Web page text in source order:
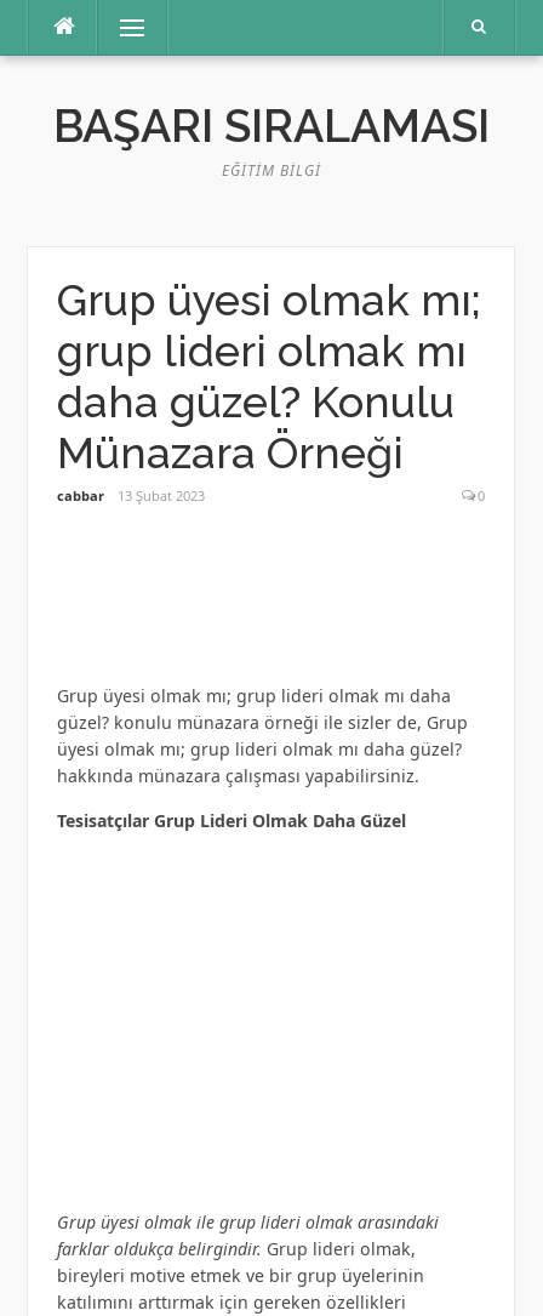
Menü
BAŞARI SIRALAMASI
EĞITIM BILGI
Grup üyesi olmak mı;
grup lideri olmak mı
daha güzel? Konulu
Münazara Örneği
cabbar 13 Şubat 2023 0
Grup üyesi olmak mı; grup lideri olmak mı daha
güzel? konulu münazara örneği ile sizler de, Grup
üyesi olmak mı; grup lideri olmak mı daha güzel?
hakkında münazara çalışması yapabilirsiniz.
Tesisatçılar Grup Lideri Olmak Daha Güzel
Grup üyesi olmak ile grup lideri olmak arasındaki
farklar oldukça belirgindir. Grup lideri olmak,
bireyleri motive etmek ve bir grup üyelerinin
katılımını arttırmak için gereken özellikleri